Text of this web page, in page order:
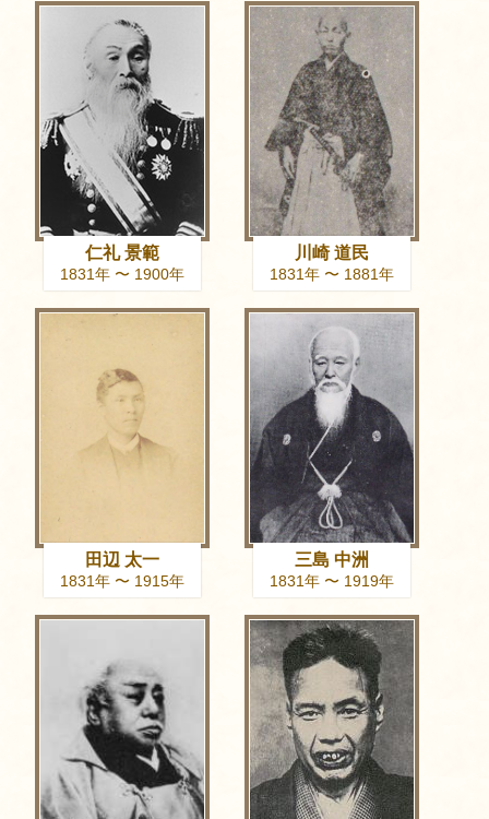
仁礼 景範
1831年 〜 1900年
川崎 道民
1831年 〜 1881年
田辺 太一
1831年 〜 1915年
三島 中洲
1831年 〜 1919年